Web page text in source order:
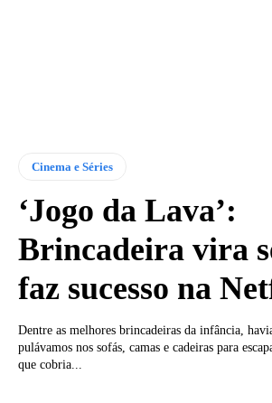
Cinema e Séries
‘Jogo da Lava’:
Brincadeira vira
faz sucesso na
Dentre as melhores brincadeiras da infância,
pulávamos nos sofás, camas e cadeiras para
que cobria...